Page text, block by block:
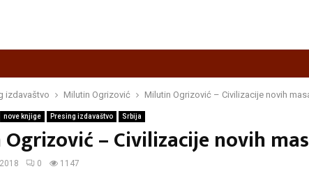
izdavaštvo Milutin Ogrizović Milutin Ogrizović – Civilizacije novih
nove knjige Presing izdavaštvo Srbija
– Civilizacije novih
0 1147